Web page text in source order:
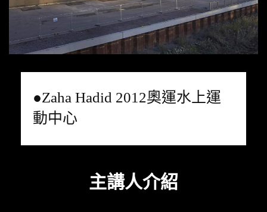
●Zaha Hadid 2012奧運水上運
動中心
主講人介紹